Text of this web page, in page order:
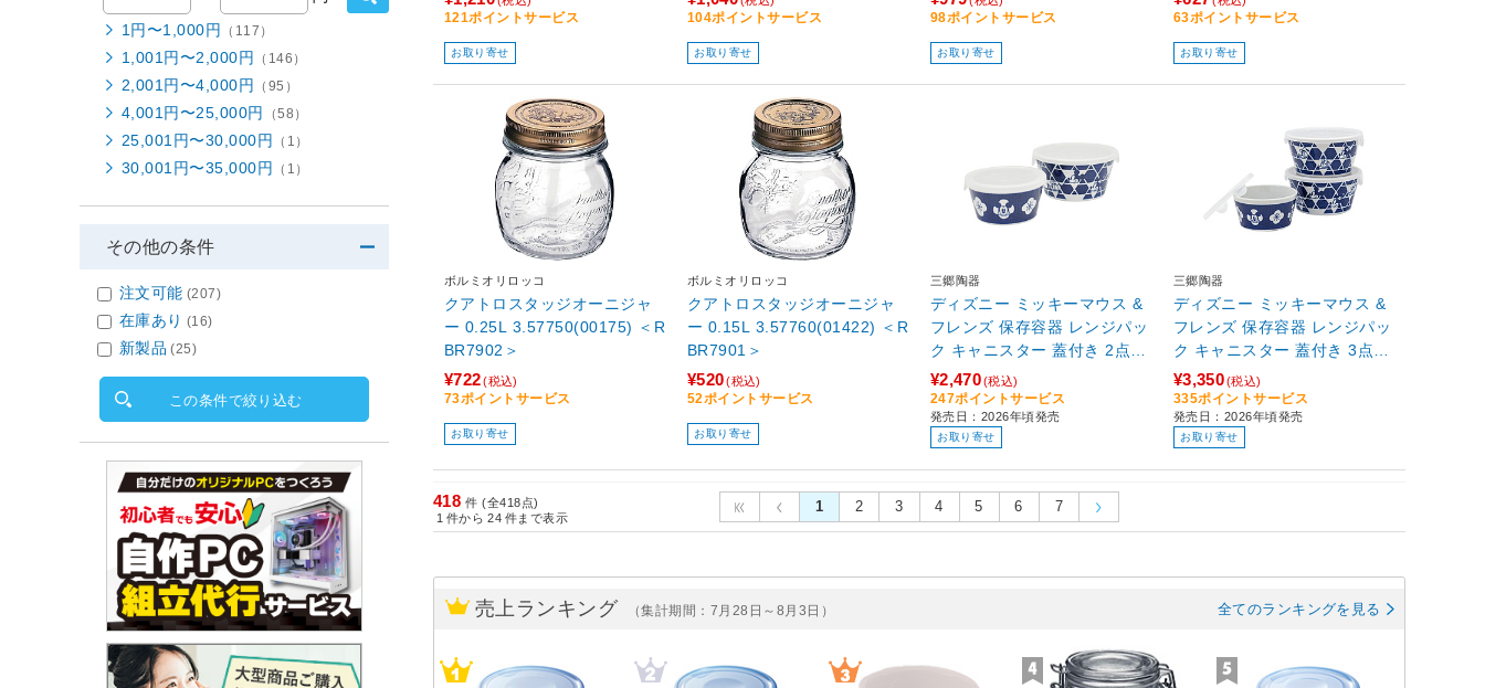
121ポイントサービス
お取り寄せ
104ポイントサービス
お取り寄せ
98ポイントサービス
お取り寄せ
63ポイントサービス
お取り寄せ
ボルミオリロッコ
クアトロスタッジオーニジャ
ー 0.25L 3.57750(00175) ＜R
BR7902＞
¥722 (税込)
73ポイントサービス
お取り寄せ
ボルミオリロッコ
クアトロスタッジオーニジャ
ー 0.15L 3.57760(01422) ＜R
BR7901＞
¥520 (税込)
52ポイントサービス
お取り寄せ
三郷陶器
ディズニー ミッキーマウス &
フレンズ 保存容器 レンジパッ
ク キャニスター 蓋付き 2点セ
ット 約300ml 約600ml [食洗
機対応 電子レンジ対応] ニホ
ンスタイル
¥2,470(税込)
247ポイントサービス
発売日：2026年頃発売
お取り寄せ
三郷陶器
ディズニー ミッキーマウス &
フレンズ 保存容器 レンジパッ
ク キャニスター 蓋付き 3点セ
ット 約300ml×1個 約600ml×2
個 [食洗機対応 電子レンジ対
応] ニホンスタイル
¥3,350(税込)
335ポイントサービス
発売日：2026年頃発売
お取り寄せ
418 件 (全418点)
1 件から 24 件まで表示
1 2 3 4 5 6 7
売上ランキング （集計期間：7月28日～8月3日） 全てのランキングを見る
1円〜1,000円 （117）
1,001円〜2,000円 （146）
2,001円〜4,000円 （95）
4,001円〜25,000円 （58）
25,001円〜30,000円 （1）
30,001円〜35,000円 （1）
その他の条件
注文可能 (207)
在庫あり (16)
新製品 (25)
この条件で絞り込む